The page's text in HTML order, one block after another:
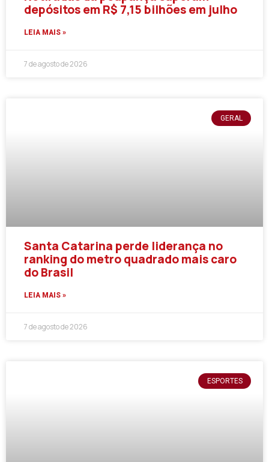
depósitos em R$ 7,15 bilhões em julho
LEIA MAIS »
7 de agosto de 2026
GERAL
Santa Catarina perde liderança no
ranking do metro quadrado mais caro
do Brasil
LEIA MAIS »
7 de agosto de 2026
ESPORTES